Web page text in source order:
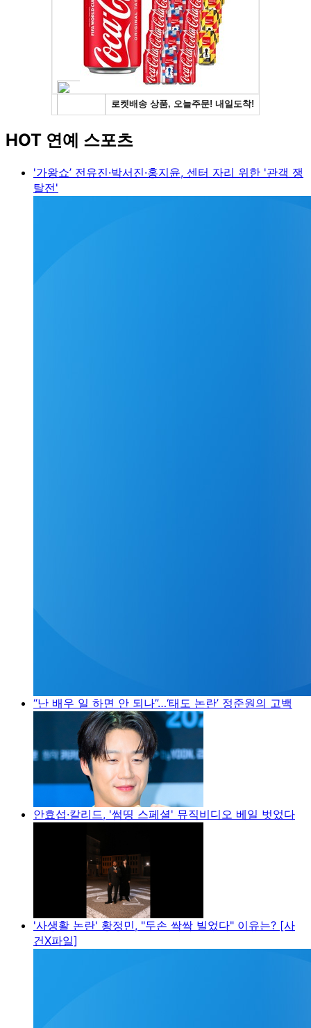
HOT 연예 스포츠
'가왕쇼’ 전유진·박서진·홍지윤, 센터 자리 위한 '관객 쟁
탈전'
“난 배우 일 하면 안 되나”…‘태도 논란’ 정준원의 고백
안효섭·칼리드, '썸띵 스페셜' 뮤직비디오 베일 벗었다
'사생활 논란' 황정민, "두손 싹싹 빌었다" 이유는? [사
건X파일]